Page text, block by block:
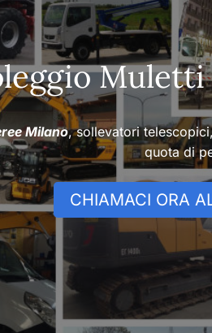
Muletti
Milano, sollevatori
quota di
CHIAMACI ORA